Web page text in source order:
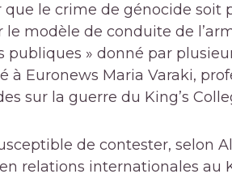
le crime de génocide soit
modèle de conduite de
publiques » donné par
à Euronews Maria Varaki,
sur la guerre du King’s
de contester, selon
relations internationales au